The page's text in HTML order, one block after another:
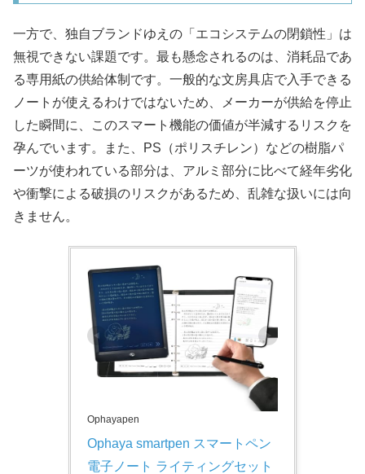
一方で、独自ブランドゆえの「エコシステムの閉鎖性」は
無視できない課題です。最も懸念されるのは、消耗品であ
る専用紙の供給体制です。一般的な文房具店で入手できる
ノートが使えるわけではないため、メーカーが供給を停止
した瞬間に、このスマート機能の価値が半減するリスクを
孕んでいます。また、PS（ポリスチレン）などの樹脂パ
ーツが使われている部分は、アルミ部分に比べて経年劣化
や衝撃による破損のリスクがあるため、乱雑な扱いには向
きません。
Ophayapen
Ophaya smartpen スマートペン
電子ノート ライティングセット